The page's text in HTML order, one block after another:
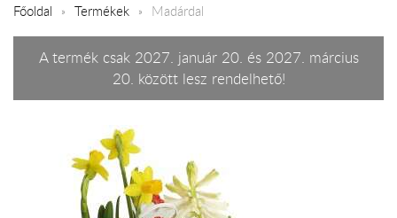
Főoldal Termékek Madárdal
A termék csak 2027. január 20. és 2027. március
20. között lesz rendelhető!